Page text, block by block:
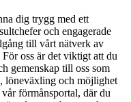
dig trygg med ett
och engagerade
till vårt nätverk av
oss är det viktigt att du
gemenskap till oss som
löneväxling och möjlighet
förmånsportal, där du